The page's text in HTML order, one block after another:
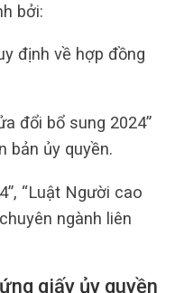
bởi:
định về hợp đồng
đổi bổ sung 2024”
bản ủy quyền.
“Luật Người cao
ngành liên
giấy ủy quyền